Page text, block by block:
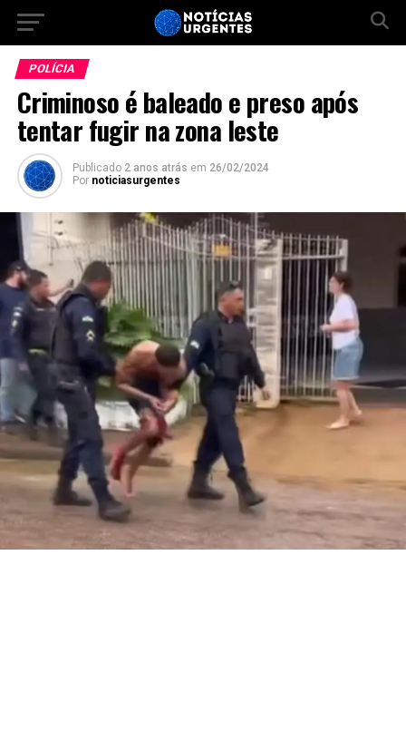
POLÍCIA
Criminoso é baleado e preso após
tentar fugir na zona leste
Publicado 2 anos atrás em 26/02/2024
Por noticiasurgentes